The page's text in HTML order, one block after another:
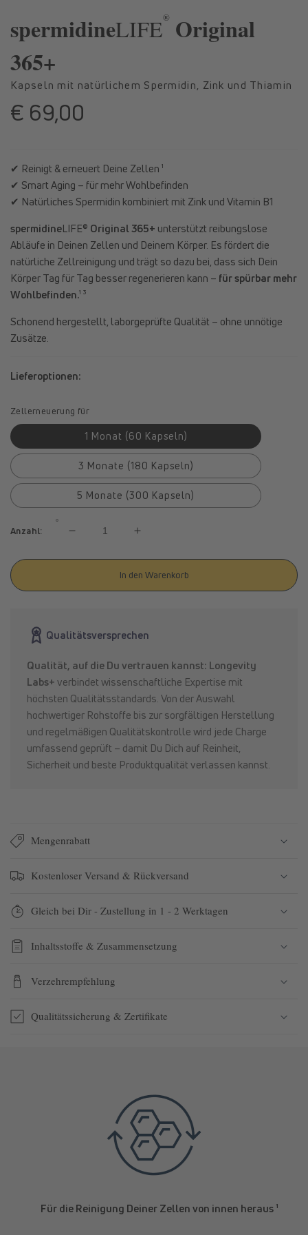
öffnen
spermidineLIFE® Original
365+
Kapseln mit natürlichem Spermidin, Zink und Thiamin
Normaler
€ 69,00
✔ Reinigt & erneuert Deine Zellen ¹
✔ Smart Aging – für mehr Wohlbefinden
✔ Natürliches Spermidin kombiniert mit Zink und Vitamin B1
spermidineLIFE® Original 365+ unterstützt reibungslose
Abläufe in Deinen Zellen und Deinem Körper. Es fördert die
natürliche Zellreinigung und trägt so dazu bei, dass sich Dein
Körper Tag für Tag besser regenerieren kann – für spürbar mehr
Wohlbefinden.¹ ³
Schonend hergestellt, laborgeprüfte Qualität – ohne unnötige
Zusätze.
Lieferoptionen:
Zellerneuerung für
1 Monat (60 Kapseln)
3 Monate (180 Kapseln)
5 Monate (300 Kapseln)
Anzahl:
Verringere
spermidineLIFE®
Erhöhe
für
spermidineLIFE®
In den Warenkorb
Qualitätsversprechen
Qualität, auf die Du vertrauen kannst: Longevity
Labs+ verbindet wissenschaftliche Expertise mit
höchsten Qualitätsstandards. Von der Auswahl
hochwertiger Rohstoffe bis zur sorgfältigen Herstellung
und regelmäßigen Qualitätskontrolle wird jede Charge
umfassend geprüft – damit Du Dich auf Reinheit,
Sicherheit und beste Produktqualität verlassen kannst.
Mengenrabatt
Kostenloser Versand & Rückversand
Gleich bei Dir - Zustellung in 1 - 2 Werktagen
Inhaltsstoffe & Zusammensetzung
Verzehrempfehlung
Qualitätssicherung & Zertifikate
Für die Reinigung Deiner Zellen von innen heraus ¹